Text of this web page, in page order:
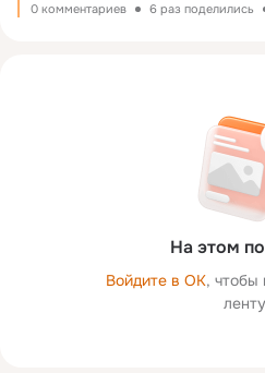
0 комментариев 6 раз поделились
На этом
Войдите в ОК, чтобы
ленту